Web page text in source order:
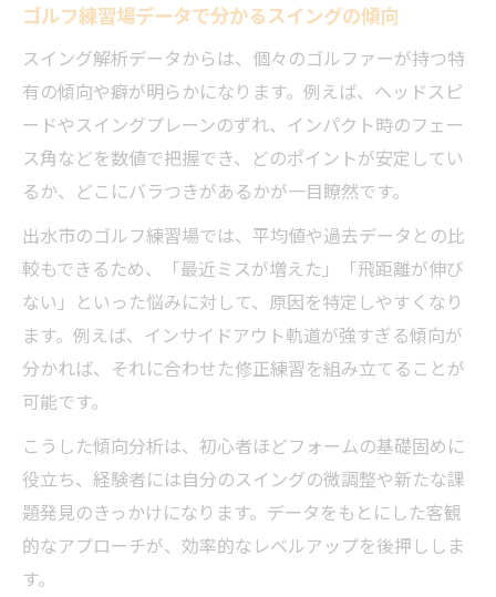
ゴルフ練習場データで分かるスイングの傾向
スイング解析データからは、個々のゴルファーが持つ特
有の傾向や癖が明らかになります。例えば、ヘッドスピ
ードやスイングプレーンのずれ、インパクト時のフェー
ス角などを数値で把握でき、どのポイントが安定してい
るか、どこにバラつきがあるかが一目瞭然です。
出水市のゴルフ練習場では、平均値や過去データとの比
較もできるため、「最近ミスが増えた」「飛距離が伸び
ない」といった悩みに対して、原因を特定しやすくなり
ます。例えば、インサイドアウト軌道が強すぎる傾向が
分かれば、それに合わせた修正練習を組み立てることが
可能です。
こうした傾向分析は、初心者ほどフォームの基礎固めに
役立ち、経験者には自分のスイングの微調整や新たな課
題発見のきっかけになります。データをもとにした客観
的なアプローチが、効率的なレベルアップを後押ししま
す。